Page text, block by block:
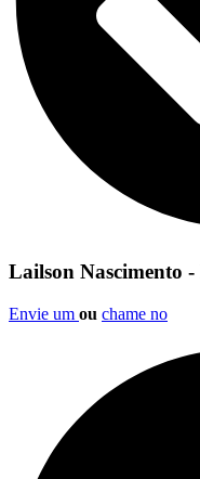
Lailson Nascimento
Envie um ou chame no